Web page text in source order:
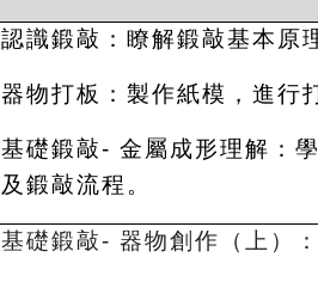
認識鍛敲：瞭解鍛敲基本原
器物打板：製作紙模，進行
基礎鍛敲- 金屬成形理解：
及鍛敲流程。
基礎鍛敲- 器物創作（上）